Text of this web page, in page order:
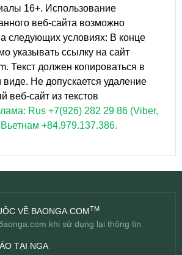
16+. Использование
веб-сайта возможно
следующих условиях: В конце
указывать ссылку на сайт
Текст должен копироваться в
Не допускается удаление
веб-сайт из текстов
Rus +7(926) 282 29 86 (Viber,
+84.979.137.386.
VỀ BAONGA.COMTM
khi sử dụng lại thông tin
TẠI NGA